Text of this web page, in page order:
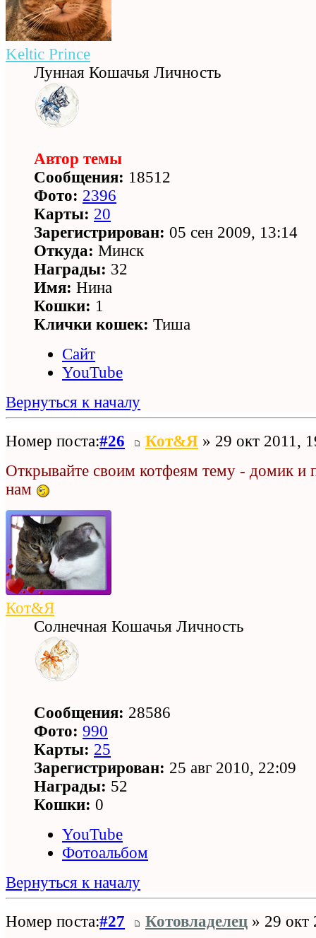
Keltic Prince
Лунная Кошачья Личность
Автор темы
Сообщения: 18512
Фото: 2396
Карты: 20
Зарегистрирован: 05 сен 2009, 13:14
Откуда: Минск
Награды: 32
Имя: Нина
Кошки: 1
Клички кошек: Тиша
Сайт
YouTube
Вернуться к началу
Номер поста:#26 Кот&Я » 29 окт 2011,
Открывайте своим котфеям тему - домик и
нам
Кот&Я
Солнечная Кошачья Личность
Сообщения: 28586
Фото: 990
Карты: 25
Зарегистрирован: 25 авг 2010, 22:09
Награды: 52
Кошки: 0
YouTube
Фотоальбом
Вернуться к началу
Номер поста:#27 Котовладелец » 29 окт